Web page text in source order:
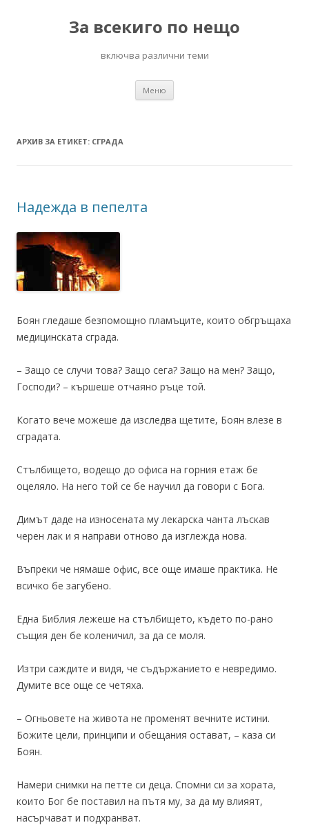
За всекиго по нещо
включва различни теми
Меню
АРХИВ ЗА ЕТИКЕТ: СГРАДА
Надежда в пепелта
Боян гледаше безпомощно пламъците, които обгръщаха
медицинската сграда.
– Защо се случи това? Защо сега? Защо на мен? Защо,
Господи? – кършеше отчаяно ръце той.
Когато вече можеше да изследва щетите, Боян влезе в
сградата.
Стълбището, водещо до офиса на горния етаж бе
оцеляло. На него той се бе научил да говори с Бога.
Димът даде на износената му лекарска чанта лъскав
черен лак и я направи отново да изглежда нова.
Въпреки че нямаше офис, все още имаше практика. Не
всичко бе загубено.
Една Библия лежеше на стълбището, където по-рано
същия ден бе коленичил, за да се моля.
Изтри саждите и видя, че съдържанието е невредимо.
Думите все още се четяха.
– Огньовете на живота не променят вечните истини.
Божите цели, принципи и обещания остават, – каза си
Боян.
Намери снимки на петте си деца. Спомни си за хората,
които Бог бе поставил на пътя му, за да му влияят,
насърчават и подхранват.